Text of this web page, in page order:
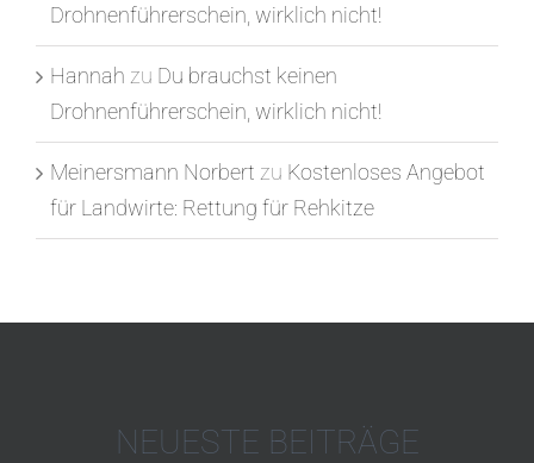
Drohnenführerschein, wirklich nicht!
Hannah zu Du brauchst keinen
Drohnenführerschein, wirklich nicht!
Meinersmann Norbert zu Kostenloses Angebot
für Landwirte: Rettung für Rehkitze
NEUESTE BEITRÄGE